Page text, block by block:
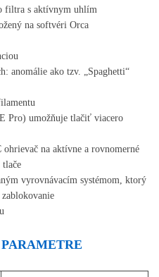
filtra s aktívnym uhlím
na softvéri Orca
anomálie ako tzv. „Spaghetti“
Pro) umožňuje tlačiť viacero
na aktívne a rovnomerné
tlače
vyrovnávacím systémom, ktorý